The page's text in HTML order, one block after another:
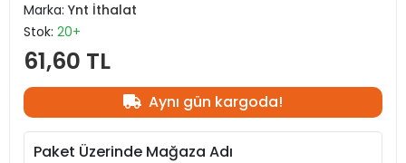
Marka: Ynt İthalat
Stok: 20+
61,60 TL
Aynı gün kargoda!
Paket Üzerinde Mağaza Adı